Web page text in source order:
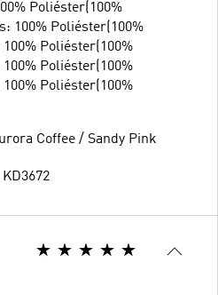
Poliéster(100%
100% Poliéster(100%
Poliéster(100%
Poliéster(100%
Poliéster(100%
Coffee / Sandy Pink